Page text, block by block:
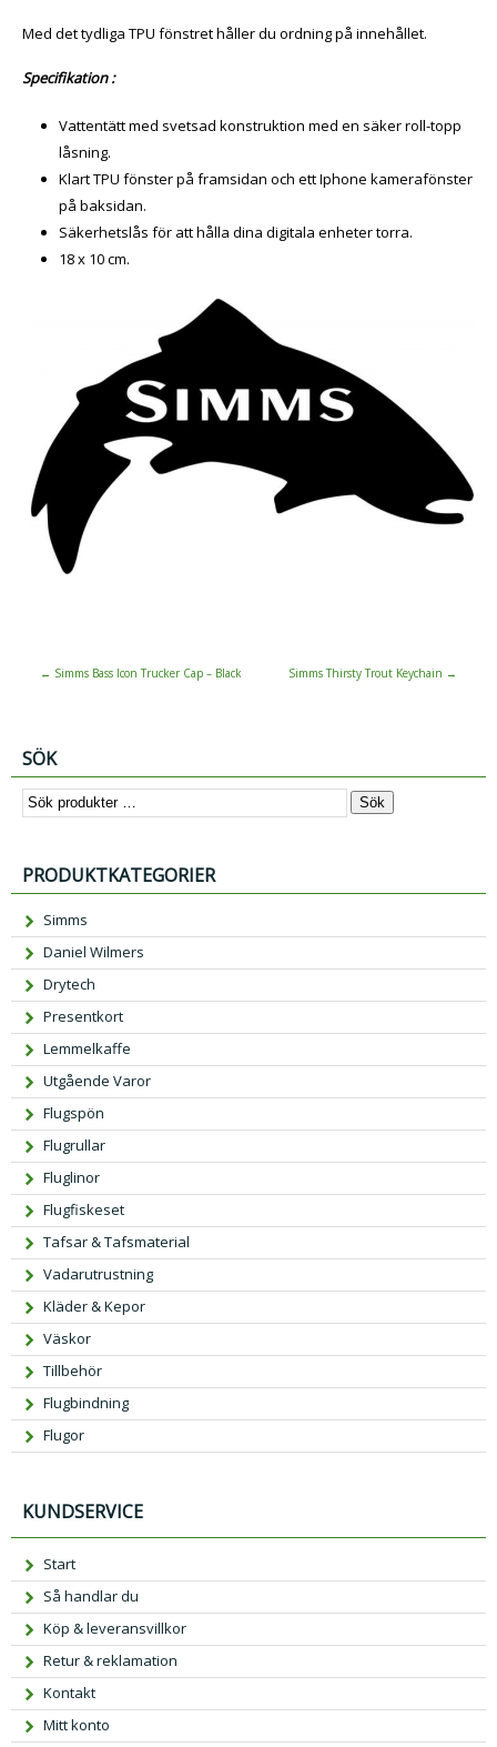
Med det tydliga TPU fönstret håller du ordning på innehållet.
Specifikation :
Vattentätt med svetsad konstruktion med en säker roll-topp
låsning.
Klart TPU fönster på framsidan och ett Iphone kamerafönster
på baksidan.
Säkerhetslås för att hålla dina digitala enheter torra.
18 x 10 cm.
← Simms Bass Icon Trucker Cap – Black Simms Thirsty Trout Keychain →
SÖK
Sök
PRODUKTKATEGORIER
Simms
Daniel Wilmers
Drytech
Presentkort
Lemmelkaffe
Utgående Varor
Flugspön
Flugrullar
Fluglinor
Flugfiskeset
Tafsar & Tafsmaterial
Vadarutrustning
Kläder & Kepor
Väskor
Tillbehör
Flugbindning
Flugor
KUNDSERVICE
Start
Så handlar du
Köp & leveransvillkor
Retur & reklamation
Kontakt
Mitt konto